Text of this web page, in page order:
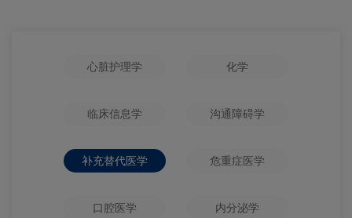
心脏护理学 化学
临床信息学 沟通障碍学
补充替代医学 危重症医学
口腔医学 内分泌学